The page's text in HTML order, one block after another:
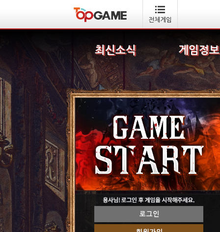
전체게임
최신소식 게임정보